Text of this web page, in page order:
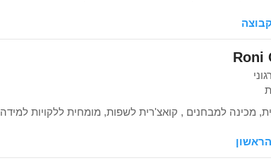
מכינה למבחנים , קואצ'רית לשפות, מומחית ללקויות למידה